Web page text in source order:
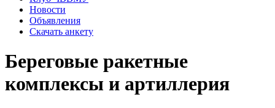
Новости
Объявления
Скачать анкету
Береговые ракетные
комплексы и артиллерия